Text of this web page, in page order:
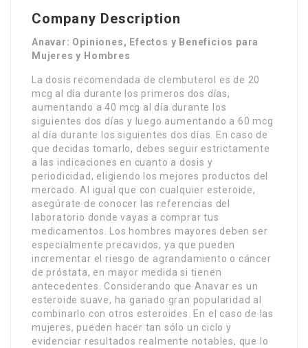
Company Description
Anavar: Opiniones, Efectos y Beneficios para
Mujeres y Hombres
La dosis recomendada de clembuterol es de 20
mcg al día durante los primeros dos días,
aumentando a 40 mcg al día durante los
siguientes dos días y luego aumentando a 60 mcg
al día durante los siguientes dos días. En caso de
que decidas tomarlo, debes seguir estrictamente
a las indicaciones en cuanto a dosis y
periodicidad, eligiendo los mejores productos del
mercado. Al igual que con cualquier esteroide,
asegúrate de conocer las referencias del
laboratorio donde vayas a comprar tus
medicamentos. Los hombres mayores deben ser
especialmente precavidos, ya que pueden
incrementar el riesgo de agrandamiento o cáncer
de próstata, en mayor medida si tienen
antecedentes. Considerando que Anavar es un
esteroide suave, ha ganado gran popularidad al
combinarlo con otros esteroides. En el caso de las
mujeres, pueden hacer tan sólo un ciclo y
evidenciar resultados realmente notables, que lo